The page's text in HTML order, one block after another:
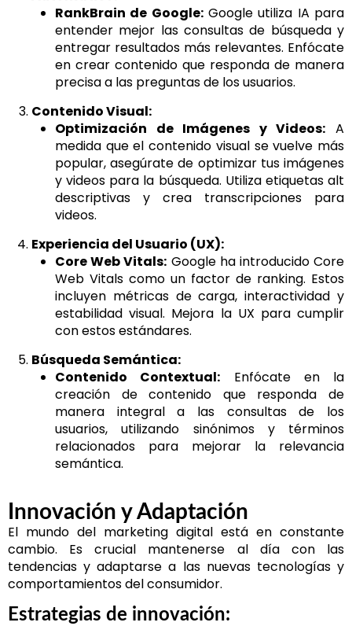
RankBrain de Google:Google utiliza IA para
entender mejor las consultas de búsqueda y
entregar resultados más relevantes. Enfócate
en crear contenido que responda de manera
precisa a las preguntas de los usuarios.
Contenido Visual:
Optimización de Imágenes y Videos: A
medida que el contenido visual se vuelve más
popular, asegúrate de optimizar tus imágenes
y videos para la búsqueda. Utiliza etiquetas alt
descriptivas y crea transcripciones para
videos.
Experiencia del Usuario (UX):
Core Web Vitals: Google ha introducido Core
Web Vitals como un factor de ranking. Estos
incluyen métricas de carga, interactividad y
estabilidad visual. Mejora la UX para cumplir
con estos estándares.
Búsqueda Semántica:
Contenido Contextual: Enfócate en la
creación de contenido que responda de
manera integral a las consultas de los
usuarios, utilizando sinónimos y términos
relacionados para mejorar la relevancia
semántica.
Innovación y Adaptación
El mundo del marketing digital está en constante
cambio. Es crucial mantenerse al día con las
tendencias y adaptarse a las nuevas tecnologías y
comportamientos del consumidor.
Estrategias de innovación: